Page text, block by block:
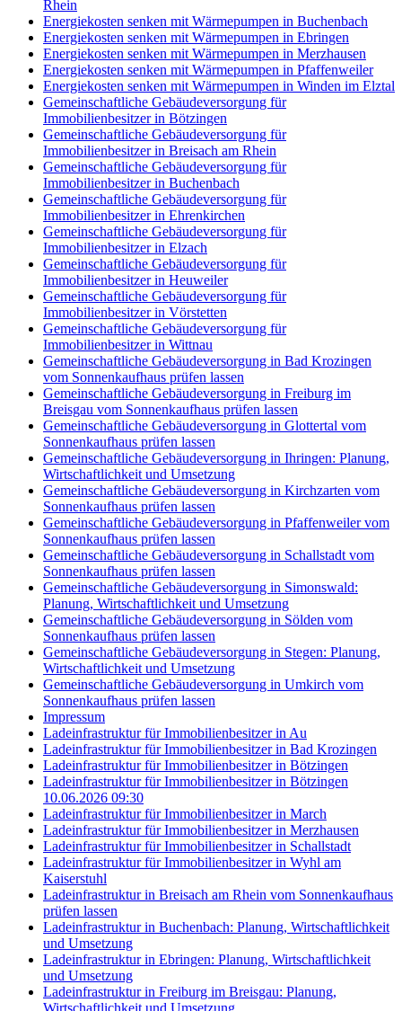
Rhein
Energiekosten senken mit Wärmepumpen in Buchenbach
Energiekosten senken mit Wärmepumpen in Ebringen
Energiekosten senken mit Wärmepumpen in Merzhausen
Energiekosten senken mit Wärmepumpen in Pfaffenweiler
Energiekosten senken mit Wärmepumpen in Winden im Elztal
Gemeinschaftliche Gebäudeversorgung für
Immobilienbesitzer in Bötzingen
Gemeinschaftliche Gebäudeversorgung für
Immobilienbesitzer in Breisach am Rhein
Gemeinschaftliche Gebäudeversorgung für
Immobilienbesitzer in Buchenbach
Gemeinschaftliche Gebäudeversorgung für
Immobilienbesitzer in Ehrenkirchen
Gemeinschaftliche Gebäudeversorgung für
Immobilienbesitzer in Elzach
Gemeinschaftliche Gebäudeversorgung für
Immobilienbesitzer in Heuweiler
Gemeinschaftliche Gebäudeversorgung für
Immobilienbesitzer in Vörstetten
Gemeinschaftliche Gebäudeversorgung für
Immobilienbesitzer in Wittnau
Gemeinschaftliche Gebäudeversorgung in Bad Krozingen
vom Sonnenkaufhaus prüfen lassen
Gemeinschaftliche Gebäudeversorgung in Freiburg im
Breisgau vom Sonnenkaufhaus prüfen lassen
Gemeinschaftliche Gebäudeversorgung in Glottertal vom
Sonnenkaufhaus prüfen lassen
Gemeinschaftliche Gebäudeversorgung in Ihringen: Planung,
Wirtschaftlichkeit und Umsetzung
Gemeinschaftliche Gebäudeversorgung in Kirchzarten vom
Sonnenkaufhaus prüfen lassen
Gemeinschaftliche Gebäudeversorgung in Pfaffenweiler vom
Sonnenkaufhaus prüfen lassen
Gemeinschaftliche Gebäudeversorgung in Schallstadt vom
Sonnenkaufhaus prüfen lassen
Gemeinschaftliche Gebäudeversorgung in Simonswald:
Planung, Wirtschaftlichkeit und Umsetzung
Gemeinschaftliche Gebäudeversorgung in Sölden vom
Sonnenkaufhaus prüfen lassen
Gemeinschaftliche Gebäudeversorgung in Stegen: Planung,
Wirtschaftlichkeit und Umsetzung
Gemeinschaftliche Gebäudeversorgung in Umkirch vom
Sonnenkaufhaus prüfen lassen
Impressum
Ladeinfrastruktur für Immobilienbesitzer in Au
Ladeinfrastruktur für Immobilienbesitzer in Bad Krozingen
Ladeinfrastruktur für Immobilienbesitzer in Bötzingen
Ladeinfrastruktur für Immobilienbesitzer in Bötzingen
10.06.2026 09:30
Ladeinfrastruktur für Immobilienbesitzer in March
Ladeinfrastruktur für Immobilienbesitzer in Merzhausen
Ladeinfrastruktur für Immobilienbesitzer in Schallstadt
Ladeinfrastruktur für Immobilienbesitzer in Wyhl am
Kaiserstuhl
Ladeinfrastruktur in Breisach am Rhein vom Sonnenkaufhaus
prüfen lassen
Ladeinfrastruktur in Buchenbach: Planung, Wirtschaftlichkeit
und Umsetzung
Ladeinfrastruktur in Ebringen: Planung, Wirtschaftlichkeit
und Umsetzung
Ladeinfrastruktur in Freiburg im Breisgau: Planung,
Wirtschaftlichkeit und Umsetzung